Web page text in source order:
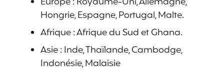
Hongrie, Espagne, Portugal, Malte.
Afrique : Afrique du Sud et Ghana.
Asie : Inde, Thaïlande, Cambodge,
Indonésie, Malaisie